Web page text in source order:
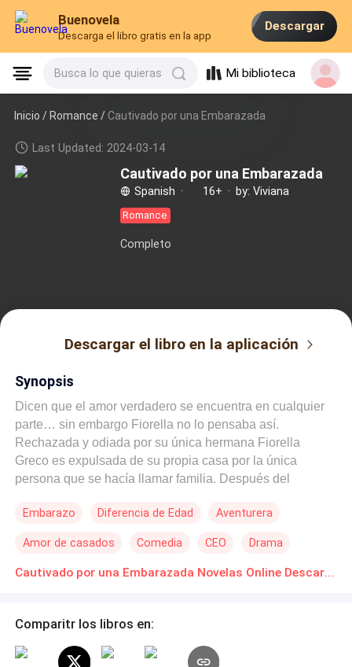
Buenovela
Descarga el libro gratis en la app
Descargar
Busca lo que quieras Mi biblioteca
Inicio /Romance / Cautivado por una Embarazada
Last Updated: 2024-03-14
Cautivado por una Embarazada
Spanish · 16+ · by: Viviana
Romance
Completo
Descargar el libro en la aplicación
Synopsis
Dicen que el amor verdadero se encuentra en cualquier
parte… sin embargo Fiorella no lo pensaba así.
Rechazada y odiada por su única hermana Fiorella
Greco es expulsada de su propia casa por la única
persona que se hacía llamar familia. Después del
como dueña de la residencia dejando a la deriva a la hija
destrozada, Fiorella conoce a Aurelio Ferretti en un
momento importante de su vida; este CEO exitoso posee
de que hasta la propia familia traiciona, comenzó a
Pero Aurelio se empeñaba en hacerle ver que él no
Embarazo Diferencia de Edad Aventurera
Amor de casados Comedia CEO Drama
Cautivado por una Embarazada Novelas Online Descarga gratuita de PDF
Comparitr los libros en: